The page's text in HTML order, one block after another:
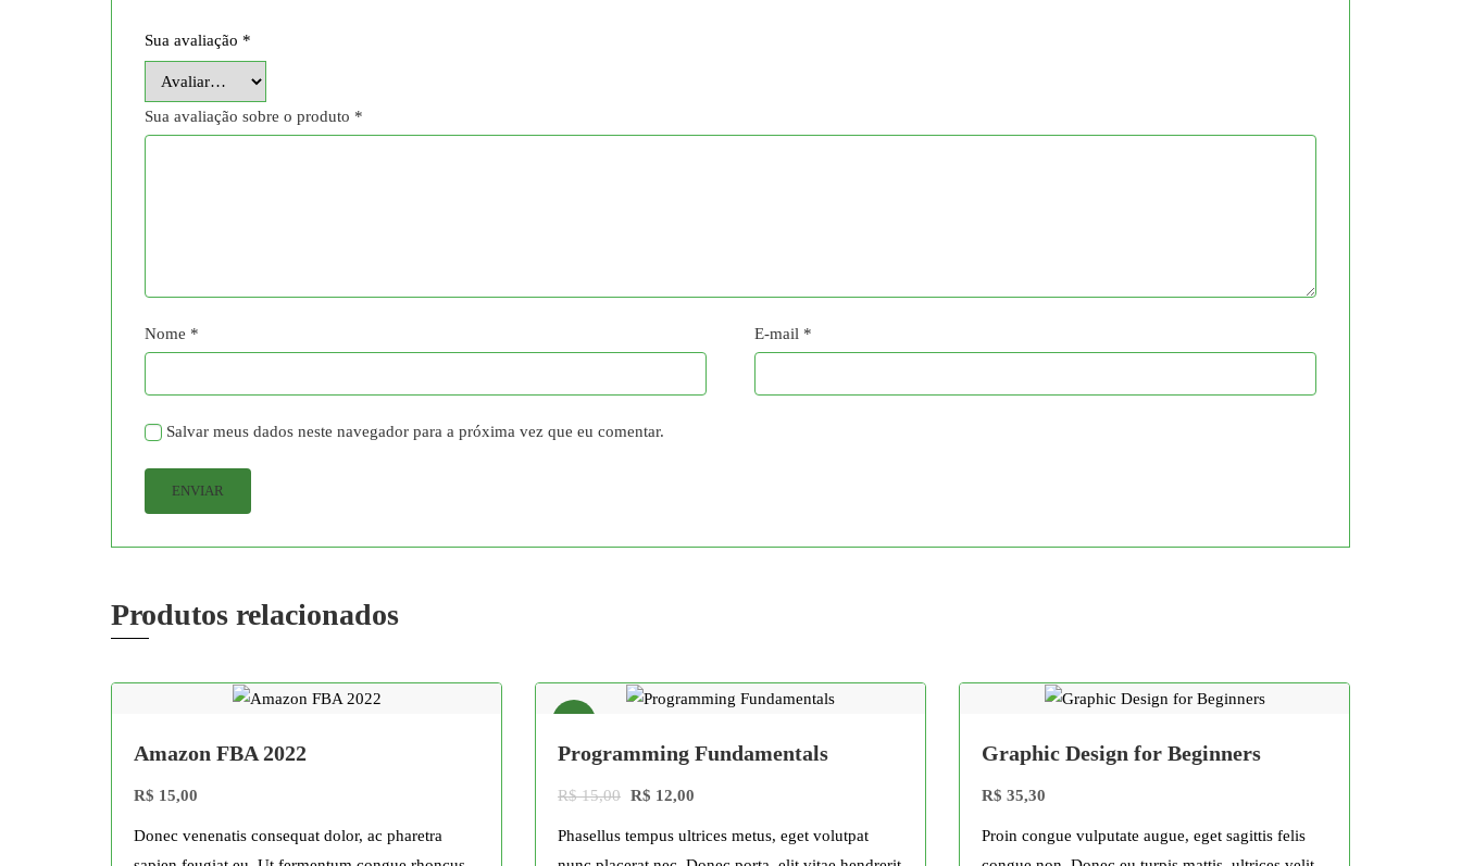
Sua avaliação *
Sua avaliação sobre o produto *
Nome * E-mail *
Salvar meus dados neste navegador para a próxima vez que eu comentar.
Produtos relacionados
Amazon FBA 2022
R$ 15,00
Donec venenatis consequat dolor, ac pharetra
Programming Fundamentals
R$15,00 R$ 12,00
Phasellus tempus ultrices metus, eget volutpat
Graphic Design for Beginners
R$ 35,30
Proin congue vulputate augue, eget sagittis felis